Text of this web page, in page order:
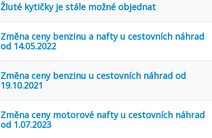
Žluté kytičky je stále možné objednat
Změna ceny benzinu a nafty u cestovních náhrad
od 14.05.2022
Změna ceny benzinu u cestovních náhrad od
19.10.2021
Změna ceny motorové nafty u cestovních náhrad
od 1.07.2023